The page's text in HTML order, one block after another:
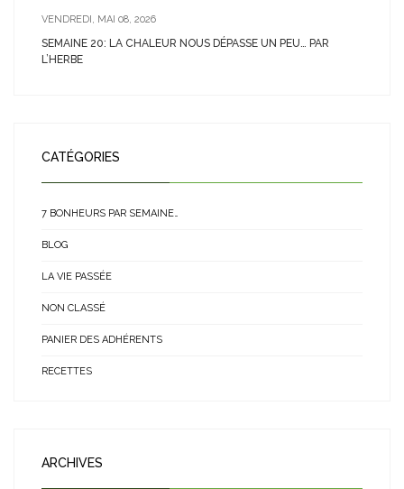
VENDREDI, MAI 08, 2026
SEMAINE 20: LA CHALEUR NOUS DÉPASSE UN PEU… PAR
L’HERBE
CATÉGORIES
7 BONHEURS PAR SEMAINE…
BLOG
LA VIE PASSÉE
NON CLASSÉ
PANIER DES ADHÉRENTS
RECETTES
ARCHIVES